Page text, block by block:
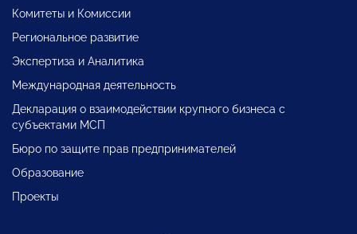
Комитеты и Комиссии
Региональное развитие
Экспертиза и Аналитика
Международная деятельность
Декларация о взаимодействии крупного бизнеса с
субъектами МСП
Бюро по защите прав предпринимателей
Образование
Проекты